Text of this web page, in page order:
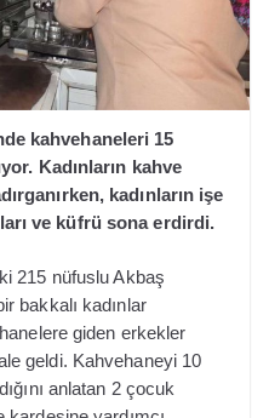
kahvehaneleri 15
Kadınların kahve
kadınların işe
ve küfrü sona erdirdi.
215 nüfuslu Akbaş
bakkalı kadınlar
giden erkekler
geldi. Kahvehaneyi 10
anlatan 2 çocuk